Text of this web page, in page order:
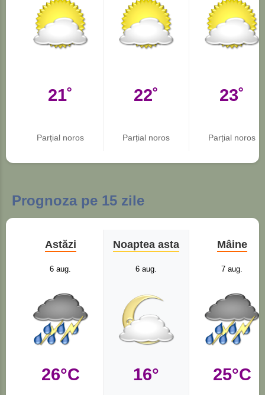
21˚
Parțial noros
22˚
Parțial noros
23˚
Parțial noros
Prognoza pe 15 zile
Astăzi
6 aug.
26°C
Noaptea asta
6 aug.
16°
Mâine
7 aug.
25°C